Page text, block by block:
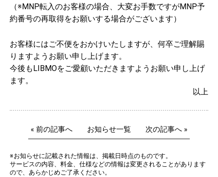
（※MNP転入のお客様の場合、大変お手数ですがMNP予
約番号の再取得をお願いする場合がございます）
お客様にはご不便をおかけいたしますが、何卒ご理解賜
りますようお願い申し上げます。
今後もLIBMOをご愛顧いただきますようお願い申し上げ
ます。
以上
« 前の記事へ お知らせ一覧 次の記事へ »
※お知らせに記載された情報は、掲載日時点のものです。
サービスの内容、料金、仕様などの情報は変更されることがあります
ので、あらかじめご了承ください。